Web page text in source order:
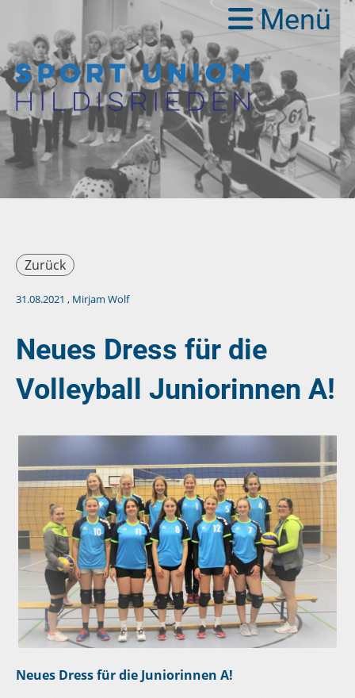
Menü
Zurück
31.08.2021 , Mirjam Wolf
Neues Dress für die
Volleyball Juniorinnen A!
Neues Dress für die Juniorinnen A!